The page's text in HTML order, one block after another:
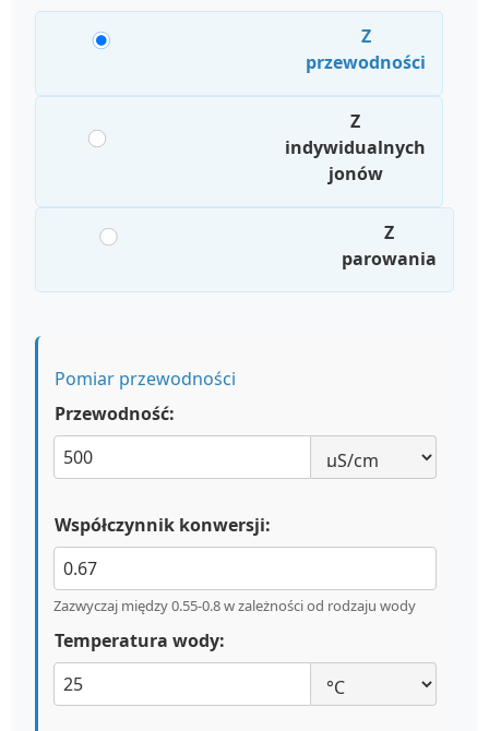
Z
przewodności
Z
indywidualnych
jonów
Z
parowania
Pomiar przewodności
Przewodność:
Współczynnik konwersji:
Zazwyczaj między 0.55-0.8 w zależności od rodzaju wody
Temperatura wody: